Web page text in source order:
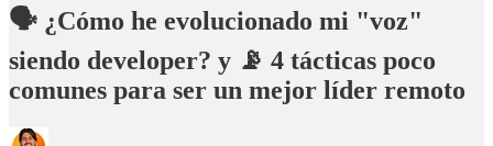
🗣 ¿Cómo he evolucionado mi "voz"
siendo developer? y 📡 4 tácticas poco
comunes para ser un mejor líder remoto